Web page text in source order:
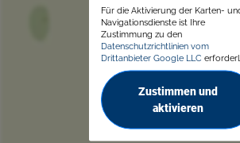
Für die Aktivierung der Karten-
Navigationsdienste ist Ihre
Zustimmung zu den
Datenschutzrichtlinien vom
Drittanbieter Google LLC
Zustimmen und
aktivieren